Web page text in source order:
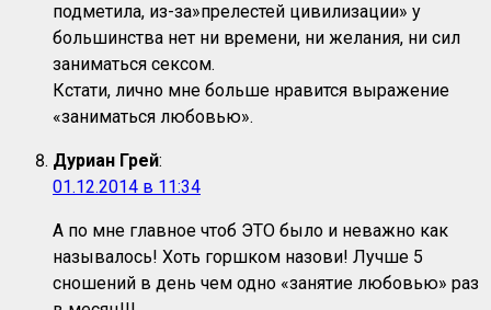
подметила, из-за»прелестей цивилизации» у
большинства нет ни времени, ни желания, ни сил
заниматься сексом.
Кстати, лично мне больше нравится выражение
«заниматься любовью».
Дуриан Грей:
01.12.2014 в 11:34
А по мне главное чтоб ЭТО было и неважно как
называлось! Хоть горшком назови! Лучше 5
сношений в день чем одно «занятие любовью» раз